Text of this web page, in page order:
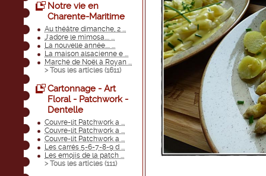
Notre vie en
Charente-Maritime
Au théâtre dimanche, 2 ...
J'adore le mimosa.... ...
La nouvelle année.... ...
La maison alsacienne e ...
Marché de Noël à Royan ...
> Tous les articles (1611)
Cartonnage - Art
Floral - Patchwork -
Dentelle
Couvre-lit Patchwork a ...
Couvre-lit Patchwork a ...
Couvre-lit Patchwork a ...
Les carrés 5-6-7-8-9 d ...
Les emojis de la patch ...
> Tous les articles (111)